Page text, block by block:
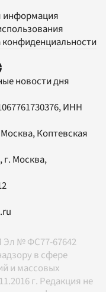
информация
новости дня
ИНН
Коптевская
, г. Москва,
Эл № ФС77-67642
в сфере
и массовых
г. Редакция не